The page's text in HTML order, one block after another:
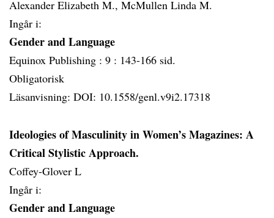
Alexander Elizabeth M., McMullen Linda M.
Ingår i:
Gender and Language
Equinox Publishing : 9 : 143-166 sid.
Obligatorisk
Läsanvisning: DOI: 10.1558/genl.v9i2.17318
Ideologies of Masculinity in Women’s Magazines: A
Critical Stylistic Approach.
Coffey-Glover L
Ingår i:
Gender and Language